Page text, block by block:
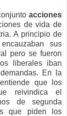
acciones
de vida de
A principio de
sus
pero se fueron
liberales iban
En la
que los
reivindica el
de segunda
que piden los